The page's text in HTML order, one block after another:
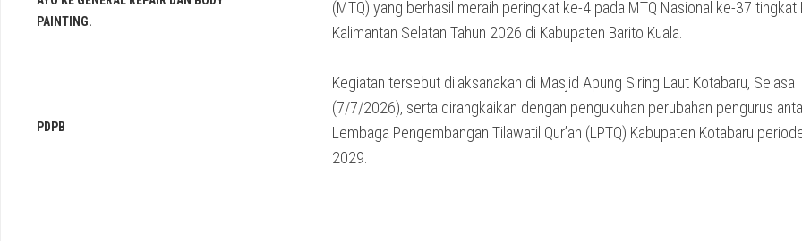
(MTQ) yang berhasil meraih peringkat ke-4 pada MTQ Nasional ke-37 tingkat
Kalimantan Selatan Tahun 2026 di Kabupaten Barito Kuala.
Kegiatan tersebut dilaksanakan di Masjid Apung Siring Laut Kotabaru, Selasa
(7/7/2026), serta dirangkaikan dengan pengukuhan perubahan pengurus
Lembaga Pengembangan Tilawatil Qur’an (LPTQ) Kabupaten Kotabaru
2029.
PAINTING.
PDPB